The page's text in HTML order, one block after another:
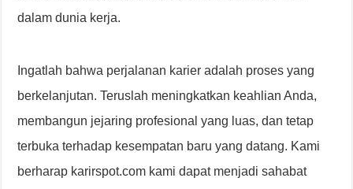
dalam dunia kerja.
Ingatlah bahwa perjalanan karier adalah proses yang
berkelanjutan. Teruslah meningkatkan keahlian Anda,
membangun jejaring profesional yang luas, dan tetap
terbuka terhadap kesempatan baru yang datang. Kami
berharap karirspot.com kami dapat menjadi sahabat